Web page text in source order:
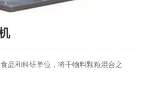
品和科研单位，将干物料颗粒混合之